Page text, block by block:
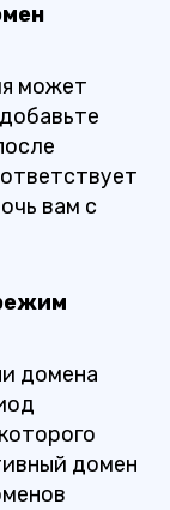
может
вам с
домена
домен